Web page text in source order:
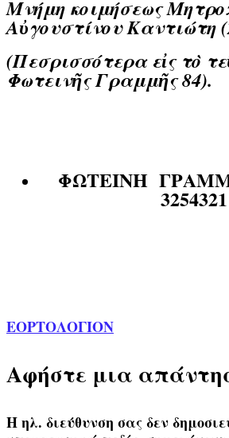
Μνήμη κοιμήσεως
Αὐγουστίνου Καντιώτη
(Πεσρισσότερα εἰς τὸ
Φωτεινῆς Γραμμῆς 84).
ΦΩΤΕΙΝΗ
3254321
ΕΟΡΤΟΛΟΓΙΟΝ
Αφήστε μια
Η ηλ. διεύθυνση σας δεν